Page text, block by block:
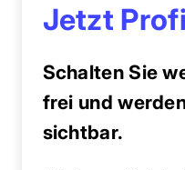
Jetzt
Schalten Sie
frei und
sichtbar.